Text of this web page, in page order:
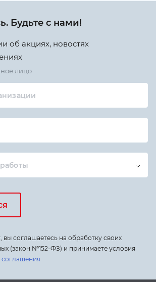
Будьте с нами!
об акциях, новостях
лицо
соглашаетесь на обработку своих
(закон №152-ФЗ) и принимаете условия
соглашения